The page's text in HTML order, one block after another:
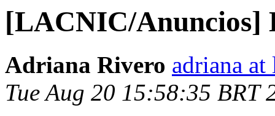
[LACNIC/Anuncios]
Adriana Rivero adriana
Tue Aug 20 15:58:35 BRT